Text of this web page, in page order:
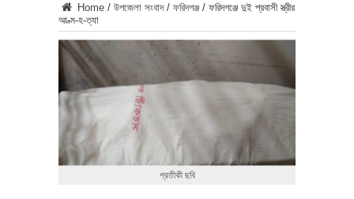
Home / উপজেলা সংবাদ / ফরিদগঞ্জ / ফরিদগঞ্জে দুই প্রবাসী স্ত্রীর
আ-ত্ম-হ-ত্যা
প্রতীকী ছবি